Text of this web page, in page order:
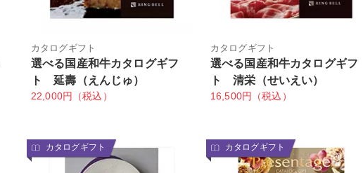
カタログギフト
選べる国産和牛カタログギフ
ト 延壽（えんじゅ）
22,000円（税込）
カタログギフト
選べる国産和牛カタログギフ
ト 清栄（せいえい）
16,500円（税込）
カタログギフト カタログギフト